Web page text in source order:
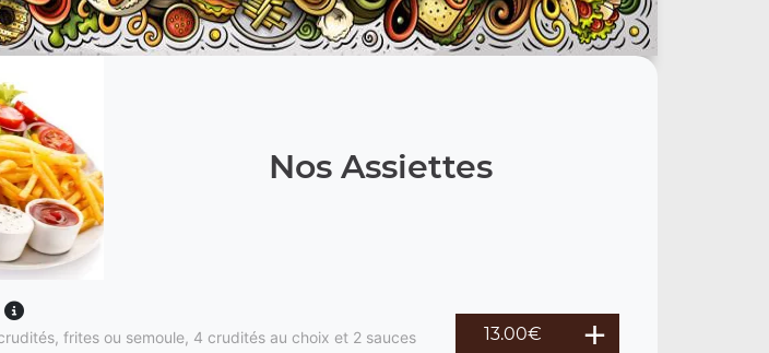
Nos Assiettes
frites ou semoule, 4 crudités au choix et 2 sauces
13.00€